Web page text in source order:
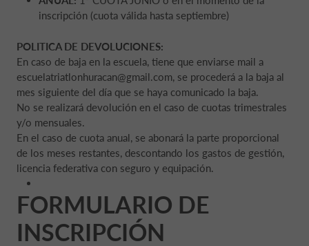
inscripción (cuota válida hasta septiembre)
POLITICA DE DEVOLUCIONES:
En caso de baja en la escuela, tiene que enviarse mail a
escuelatriatlonhuracan@gmail.com, se procederá a la baja al
mes siguiente del día que se haya comunicado la baja.
No se realizará devolución en el caso de cuotas trimestrales
y/o mensuales.
En el caso de cuota anual, se abonará la parte proporcional
de los meses restantes, descontando los gastos de gestión,
licencia federativa con seguro y equipación.
FORMULARIO DE
INSCRIPCIÓN